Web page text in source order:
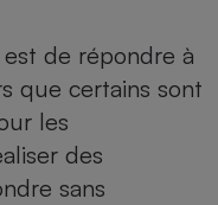
de répondre à
que certains sont
les
des
sans
Plaque de cuisson à
induction
Téléphone mobile -
Smartphone
Radiateur électrique